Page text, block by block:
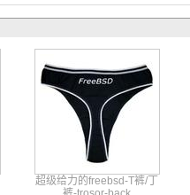
超级给力的freebsd-T裤/丁